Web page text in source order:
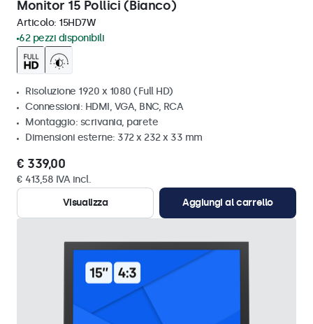
Monitor 15 Pollici (Bianco)
Articolo: 15HD7W
62 pezzi disponibili
Risoluzione 1920 x 1080 (Full HD)
Connessioni: HDMI, VGA, BNC, RCA
Montaggio: scrivania, parete
Dimensioni esterne: 372 x 232 x 33 mm
€ 339,00
€ 413,58 IVA incl.
Visualizza
Aggiungi al carrello